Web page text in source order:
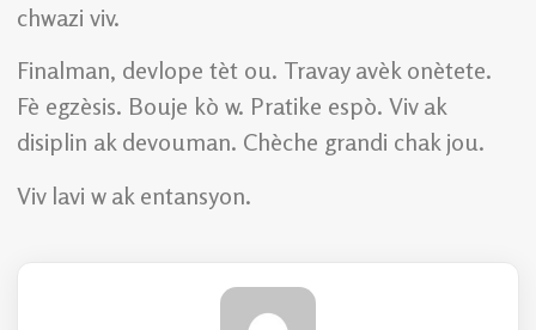
chwazi viv.
Finalman, devlope tèt ou. Travay avèk onètete.
Fè egzèsis. Bouje kò w. Pratike espò. Viv ak
disiplin ak devouman. Chèche grandi chak jou.
Viv lavi w ak entansyon.